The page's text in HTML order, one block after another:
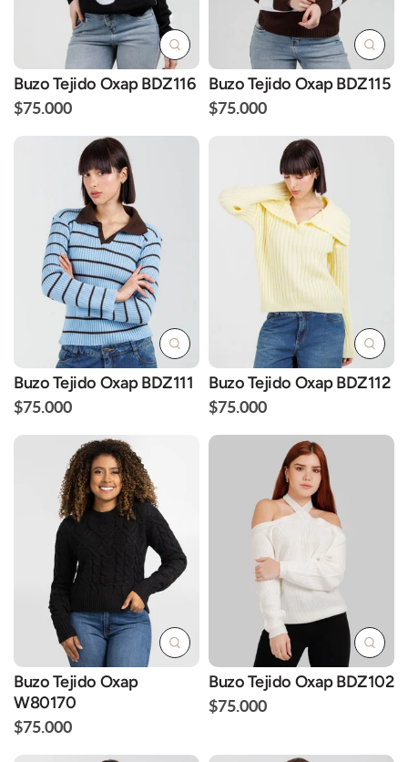
Buzo Tejido Oxap BDZ116
$75.000
Buzo Tejido Oxap BDZ115
$75.000
Buzo Tejido Oxap BDZ111
$75.000
Buzo Tejido Oxap BDZ112
$75.000
Buzo Tejido Oxap
W80170
$75.000
Buzo Tejido Oxap BDZ102
$75.000